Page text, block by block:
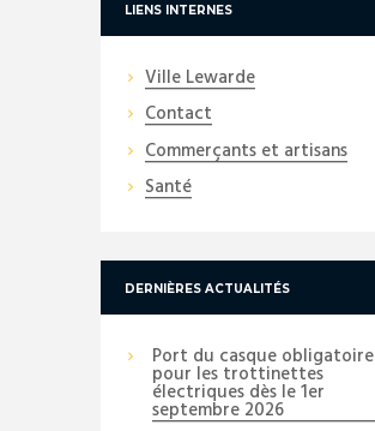
LIENS INTERNES
Ville Lewarde
Contact
Commerçants et artisans
Santé
DERNIÈRES ACTUALITÉS
Port du casque obligatoire
pour les trottinettes
électriques dès le 1er
septembre 2026